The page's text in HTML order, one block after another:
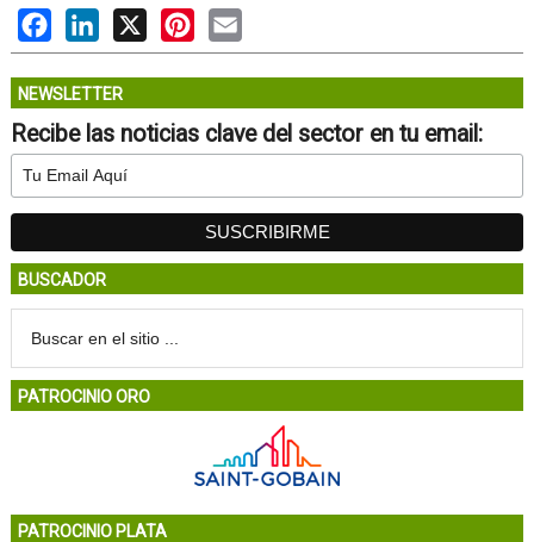
FacebookLinkedIn
X PinterestEmail
NEWSLETTER
Recibe las noticias clave del sector en tu email:
BUSCADOR
PATROCINIO ORO
PATROCINIO PLATA